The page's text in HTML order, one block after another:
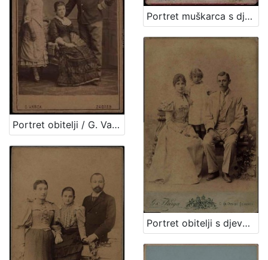
Portret muškarca s dječakom u bijelim hlačama / H. Fickert ; [izradila] Poslovnica svetlo slikah Herrmana Fikerta u Zagrebu
Portret obitelji / G. Varga
Portret obitelji s djevojčicom / G. & I. Varga